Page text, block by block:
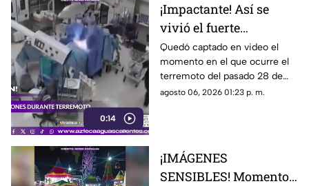
0:14
¡Impactante! Así se
vivió el fuerte
terremoto en el
quirófano de un
hospital
Quedó captado en video el
momento en el que ocurre el
terremoto del pasado 28 de
julio en Japón al interior de un
agosto 06, 2026 01:23 p. m.
¡IMÁGENES
SENSIBLES! Momento